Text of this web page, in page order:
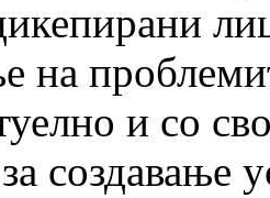
на
и со
создавање